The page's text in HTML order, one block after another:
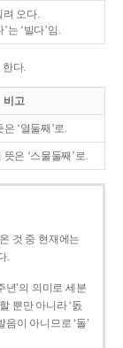
려 오다.
는 ‘빌다’임.
한다.
비고
‘열둘째’로.
은 ‘스물둘째’로.
것 중 현재에는
.
년’의 의미로 세분
뿐만 아니라 ‘돐
이 아니므로 ‘돌’